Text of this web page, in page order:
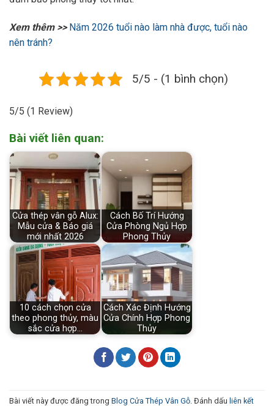
Xem thêm >> Năm 2026 tuổi nào làm nhà được, tuổi nào
nên tránh?
5/5 - (1 bình chọn)
5/5 (1 Review)
Bài viết liên quan:
Cửa thép vân gỗ Alux:
Mẫu cửa & Báo giá
mới nhất 2026
Cách Bố Trí Hướng
Cửa Phòng Ngủ Hợp
Phong Thủy
10 cách chọn cửa
theo phong thủy, màu
sắc cửa hợp…
Cách Xác Định Hướng
Cửa Chính Hợp Phong
Thủy
Bài viết này được đăng trong Blog Cửa Thép Vân Gỗ . Đánh dấu liên kết